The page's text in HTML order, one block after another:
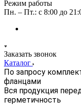
Режим работы
Пн. – Пт.: с 8:00 до
Заказать звонок
Каталог
По запросу
фланцами
Вся продукция
герметичность